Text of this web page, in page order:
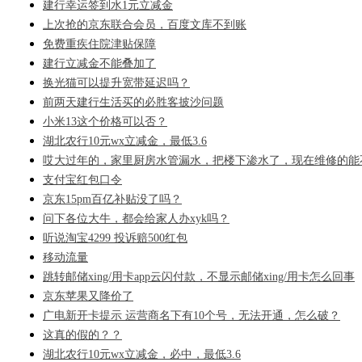
建行幸运签到水1元立减金
上次抢的京东联合会员，百度文库不到账
免费重疾住院津贴保障
建行立减金不能叠加了
换光猫可以提升宽带延迟吗？
前两天建行生活买的必胜客披沙问题
小米13这个价格可以否？
湖北农行10元wx立减金，最低3.6
哎大过年的，家里厨房水管漏水，把楼下渗水了，现在维修的
支付宝红包口令
京东15pm百亿补贴没了吗？
问下各位大牛，都会给家人办xyk吗？
听说淘宝4299 投诉赔500红包
移动流量
跳转邮储xing/用卡app云闪付款，不显示邮储xing/用卡怎么回事
京东苹果又降价了
广电新开卡提示 运营商名下有10个号，无法开通，怎么破？
这真的假的？？
湖北农行10元wx立减金，必中，最低3.6